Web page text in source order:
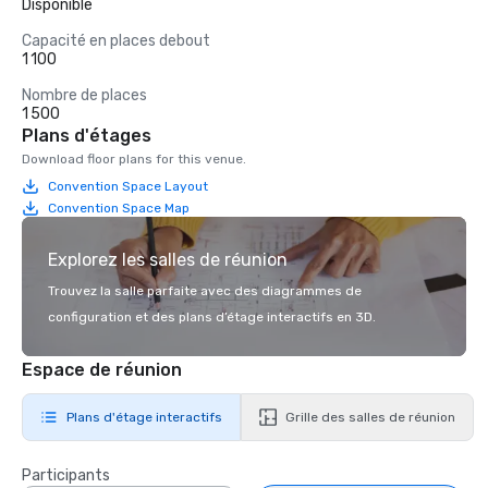
Disponible
Capacité en places debout
1 100
Nombre de places
1 500
Plans d'étages
Download floor plans for this venue.
Convention Space Layout
Convention Space Map
Explorez les salles de réunion
Trouvez la salle parfaite avec des diagrammes de
configuration et des plans d’étage interactifs en 3D.
Espace de réunion
Plans d'étage interactifs Grille des salles de réunion
Participants